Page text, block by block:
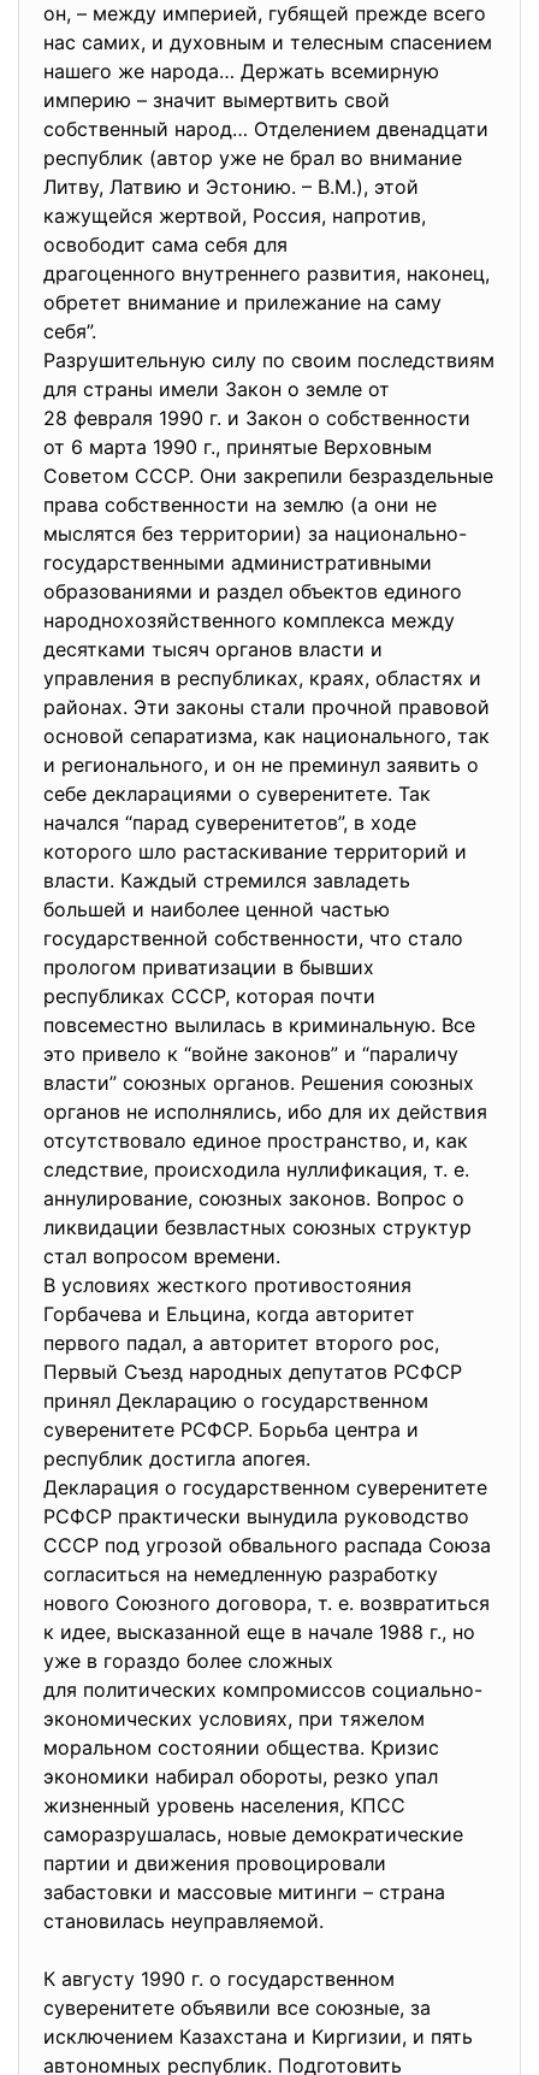
он, – между империей, губящей прежде всего
нас самих, и духовным и телесным спасением
нашего же народа… Держать всемирную
империю – значит вымертвить свой
собственный народ… Отделением двенадцати
республик (автор уже не брал во внимание
Литву, Латвию и Эстонию. – В.М.), этой
кажущейся жертвой, Россия, напротив,
освободит сама себя для
драгоценного внутреннего развития, наконец,
обретет внимание и прилежание на саму
себя”.
Разрушительную силу по своим последствиям
для страны имели Закон о земле от
28 февраля 1990 г. и Закон о собственности
от 6 марта 1990 г., принятые Верховным
Советом СССР. Они закрепили безраздельные
права собственности на землю (а они не
мыслятся без территории) за национально-
государственными административными
образованиями и раздел объектов единого
народнохозяйственного комплекса между
десятками тысяч органов власти и
управления в республиках, краях, областях и
районах. Эти законы стали прочной правовой
основой сепаратизма, как национального, так
и регионального, и он не преминул заявить о
себе декларациями о суверенитете. Так
начался “парад суверенитетов”, в ходе
которого шло растаскивание территорий и
власти. Каждый стремился завладеть
большей и наиболее ценной частью
государственной собственности, что стало
прологом приватизации в бывших
республиках СССР, которая почти
повсеместно вылилась в криминальную. Все
это привело к “войне законов” и “параличу
власти” союзных органов. Решения союзных
органов не исполнялись, ибо для их действия
отсутствовало единое пространство, и, как
следствие, происходила нуллификация, т. е.
аннулирование, союзных законов. Вопрос о
ликвидации безвластных союзных структур
стал вопросом времени.
В условиях жесткого противостояния
Горбачева и Ельцина, когда авторитет
первого падал, а авторитет второго рос,
Первый Съезд народных депутатов РСФСР
принял Декларацию о государственном
суверенитете РСФСР. Борьба центра и
республик достигла апогея.
Декларация о государственном суверенитете
РСФСР практически вынудила руководство
СССР под угрозой обвального распада Союза
согласиться на немедленную разработку
нового Союзного договора, т. е. возвратиться
к идее, высказанной еще в начале 1988 г., но
уже в гораздо более сложных
для политических компромиссов социально-
экономических условиях, при тяжелом
моральном состоянии общества. Кризис
экономики набирал обороты, резко упал
жизненный уровень населения, КПСС
саморазрушалась, новые демократические
партии и движения провоцировали
забастовки и массовые митинги – страна
становилась неуправляемой.
К августу 1990 г. о государственном
суверенитете объявили все союзные, за
исключением Казахстана и Киргизии, и пять
автономных республик. Подготовить